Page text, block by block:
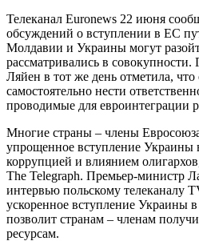
Телеканал Euronews 22 июня
обсуждений о вступлении в ЕС
Молдавии и Украины могут
рассматривались в
Ляйен в тот же день отметила, что
самостоятельно нести
проводимые для евроинтеграции
Многие страны – члены
упрощенное вступление Украины
коррупцией и влиянием
The Telegraph. Премьер-министр
интервью польскому телеканалу
ускоренное вступление Украины
позволит странам – членам
ресурсам.